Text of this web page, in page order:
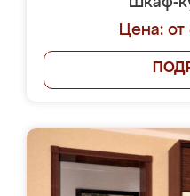
Цена: